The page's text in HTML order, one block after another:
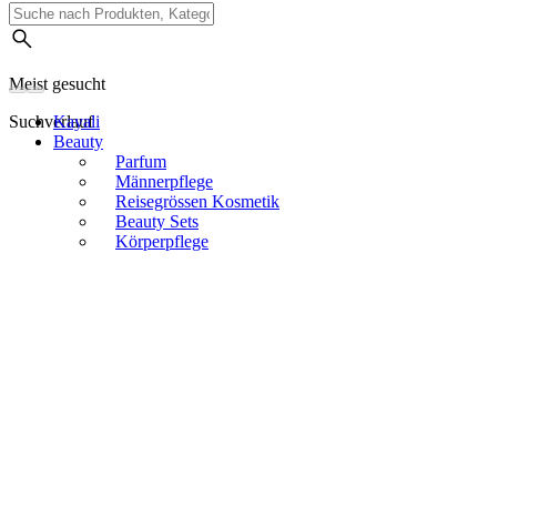
Meist gesucht
Suchverlauf
Kayali
Beauty
Parfum
Männerpflege
Reisegrössen Kosmetik
Beauty Sets
Körperpflege